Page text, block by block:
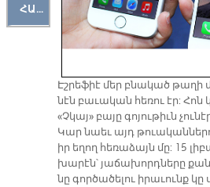
ՀԱՐԹԱԿ
Էշ­րե­ֆիէ մեր բնա­կած
նէն բա­ւա­կան հե­ռու էր: Հոն
«Չկայ» բա­յը գո­յու­թիւն
Կար նաեւ այդ
իր ե­ղող հե­ռա­ձայն մը: 15
խա­րէն՝ յա­ճա­խորդ­նե­րը
նը գոր­ծա­ծե­լու ի­րա­ւունք